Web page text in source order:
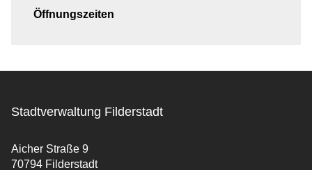
Öffnungszeiten
Stadtverwaltung Filderstadt
Aicher Straße 9
70794 Filderstadt